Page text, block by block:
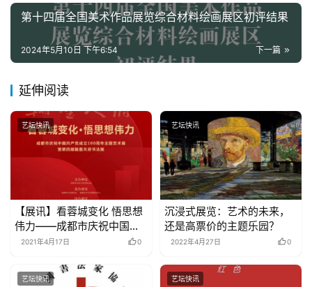
第十四届全国美术作品展览综合材料绘画展区初评结果
下一篇
2024年5月10日 下午6:54
延伸阅读
艺坛快讯
【展讯】看蓉城变化 悟思想
伟力——成都市庆祝中国共
产党成立100周年主题艺术
2021年4月17日 0
艺坛快讯
沉浸式展览：艺术的未来，
还是高票价的主题乐园？
2022年4月27日 0
艺坛快讯 艺坛快讯